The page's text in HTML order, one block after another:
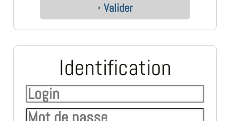
Valider
Identification